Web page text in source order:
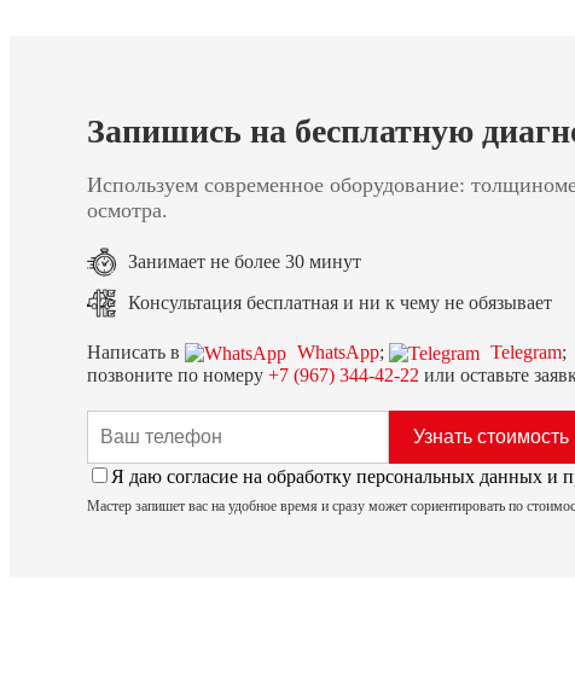
Запишись на бесплатную
Используем современное оборудование:
осмотра.
Занимает не более 30 минут
Консультация бесплатная и ни к чему не обязывает
Написать в WhatsApp; Telegram;
позвоните по номеру +7 (967) 344-42-22 или оставьте
Я даю согласие на обработку персональных данных и
Мастер запишет вас на удобное время и сразу может сориентировать по